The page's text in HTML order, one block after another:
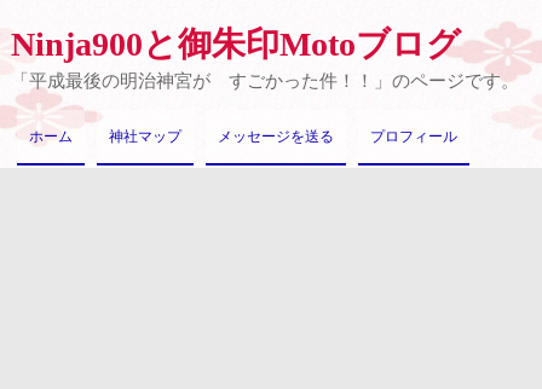
Ninja900と御朱印Motoブログ
「平成最後の明治神宮が すごかった件！！」のページです。
ホーム 神社マップ メッセージを送る プロフィール